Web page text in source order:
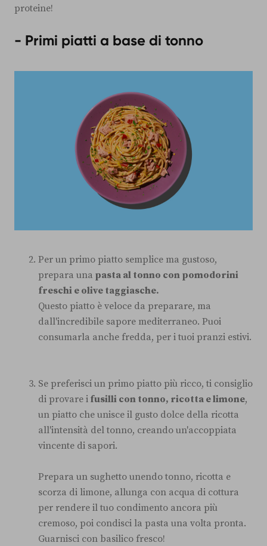
proteine!
- Primi piatti a base di tonno
Per un primo piatto semplice ma gustoso,
prepara una pasta al tonno con pomodorini
freschi e olive taggiasche.
Questo piatto è veloce da preparare, ma
dall'incredibile sapore mediterraneo. Puoi
consumarla anche fredda, per i tuoi pranzi estivi.
Se preferisci un primo piatto più ricco, ti consiglio
di provare i fusilli con tonno, ricotta e limone,
un piatto che unisce il gusto dolce della ricotta
all'intensità del tonno, creando un'accoppiata
vincente di sapori.
Prepara un sughetto unendo tonno, ricotta e
scorza di limone, allunga con acqua di cottura
per rendere il tuo condimento ancora più
cremoso, poi condisci la pasta una volta pronta.
Guarnisci con basilico fresco!